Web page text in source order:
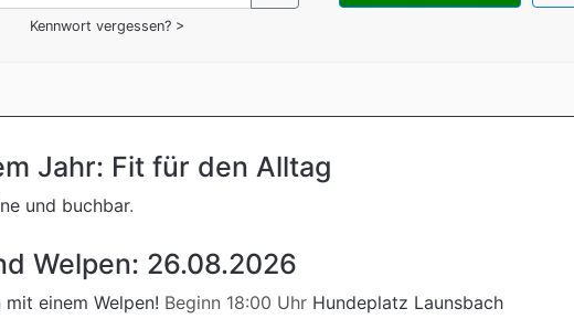
Kennwort vergessen? >
Jahr: Fit für den Alltag
und buchbar.
Welpen: 26.08.2026
einem Welpen! Beginn 18:00 Uhr Hundeplatz Launsbach